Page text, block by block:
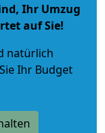
Ihr Umzug
auf Sie!
natürlich
Ihr Budget